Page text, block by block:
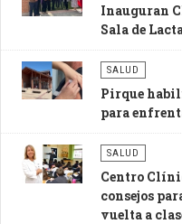
Inauguran
Sala de
SALUD
Pirque
para
SALUD
Centro
consejos
vuelta a